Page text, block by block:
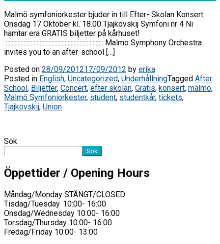
Malmö symfoniorkester bjuder in till Efter- Skolan Konsert:
Onsdag 17 Oktober kl. 18.00 Tjajkovskij Symfoni nr 4 Ni
hämtar era GRATIS biljetter på kårhuset!
:::::::::::::::::::::::::::::::::::::::::::::::::::::::::::::::::: Malmo Symphony Orchestra
invites you to an after-school […]
Posted on 28/09/201217/09/2012 by erika
Posted in English, Uncategorized, UnderhållningTagged After
School , Biljetter, Concert, efter skolan, Gratis, konsert, malmö,
Malmö Symfoniorkester, student, studentkår, tickets,
Tjajkovskij, Union
Sök
Sök
Öppettider / Opening Hours
Måndag/Monday STÄNGT/CLOSED
Tisdag/Tuesday. 10:00- 16:00
Onsdag/Wednesday 10:00- 16:00
Torsdag/Thursday 10:00- 16:00
Fredag/Friday 10:00- 13:00